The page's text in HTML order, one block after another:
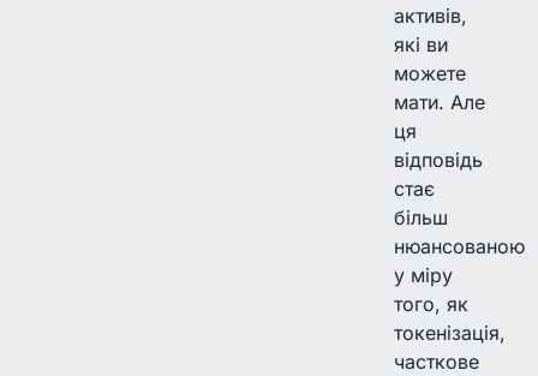
активів,
які ви
можете
мати. Але
ця
відповідь
стає
більш
нюансованою
у міру
того, як
токенізація,
часткове